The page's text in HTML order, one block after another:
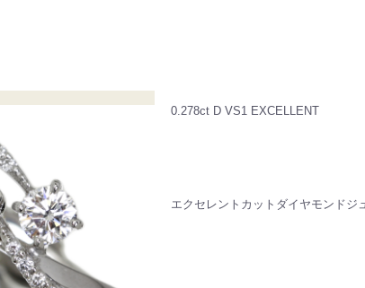
0.278ct D VS1 EXCELLENT
エクセレントカットダイヤモンドジ